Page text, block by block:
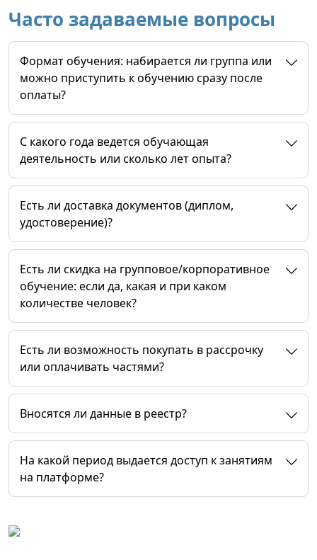
Часто задаваемые вопросы
Формат обучения: набирается ли группа или
можно приступить к обучению сразу после
оплаты?
C какого года ведется обучающая
деятельность или сколько лет опыта?
Есть ли доставка документов (диплом,
удостоверение)?
Есть ли скидка на групповое/корпоративное
обучение: если да, какая и при каком
количестве человек?
Есть ли возможность покупать в рассрочку
или оплачивать частями?
Вносятся ли данные в реестр?
На какой период выдается доступ к занятиям
на платформе?